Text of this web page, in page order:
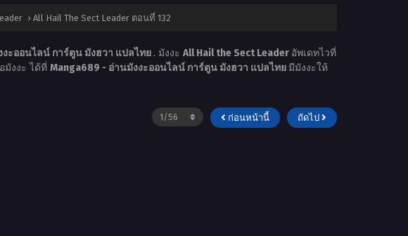
› All Hail The Sect Leader ตอนที่ 132
ะออนไลน์ การ์ตูน มังฮวา แปลไทย . มังงะ All Hail the Sect Leader อัพเดทไวที่
มังงะ ได้ที่ Manga689 - อ่านมังงะออนไลน์ การ์ตูน มังฮวา แปลไทย มีมังงะให้
ก่อนหน้านี้ ถัดไป